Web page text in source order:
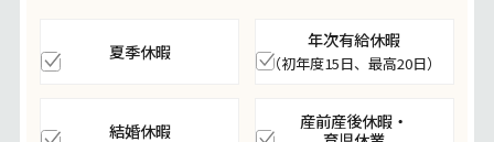
夏季休暇
年次有給休暇
（初年度15日、最高20日）
結婚休暇
産前産後休暇・